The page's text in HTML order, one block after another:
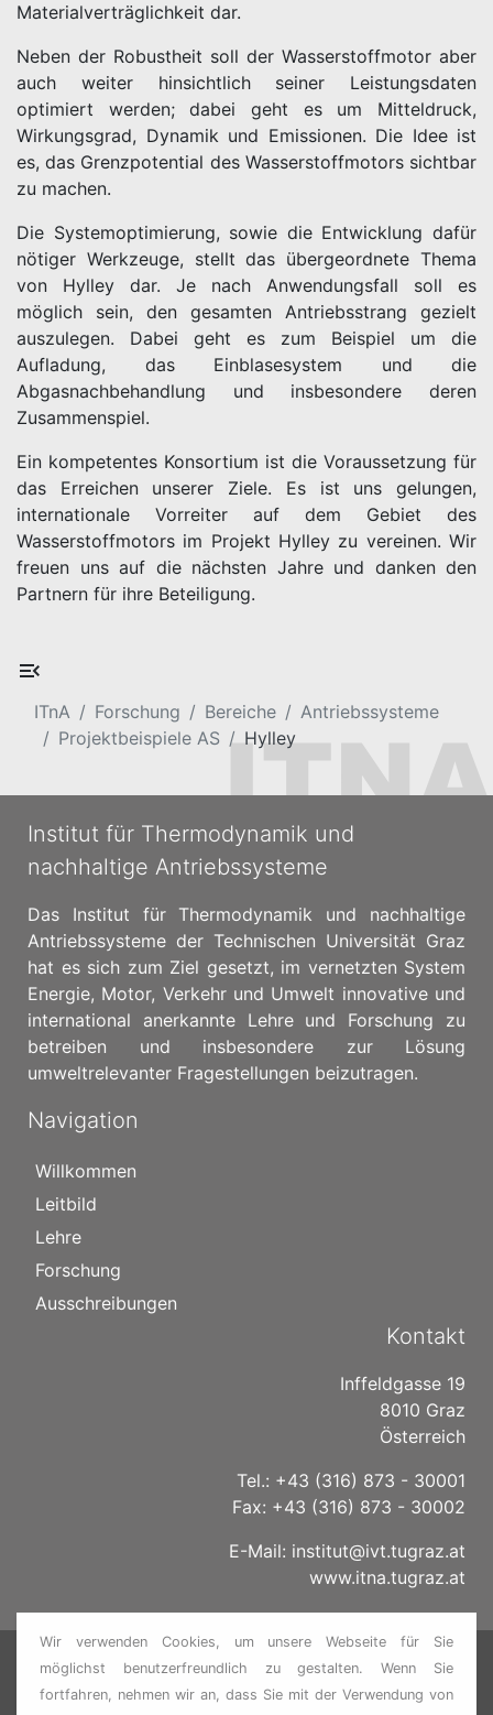
Materialverträglichkeit dar.
Neben der Robustheit soll der Wasserstoffmotor aber
auch weiter hinsichtlich seiner Leistungsdaten
optimiert werden; dabei geht es um Mitteldruck,
Wirkungsgrad, Dynamik und Emissionen. Die Idee ist
es, das Grenzpotential des Wasserstoffmotors sichtbar
zu machen.
Die Systemoptimierung, sowie die Entwicklung dafür
nötiger Werkzeuge, stellt das übergeordnete Thema
von Hylley dar. Je nach Anwendungsfall soll es
möglich sein, den gesamten Antriebsstrang gezielt
auszulegen. Dabei geht es zum Beispiel um die
Aufladung, das Einblasesystem und die
Abgasnachbehandlung und insbesondere deren
Zusammenspiel.
Ein kompetentes Konsortium ist die Voraussetzung für
das Erreichen unserer Ziele. Es ist uns gelungen,
internationale Vorreiter auf dem Gebiet des
Wasserstoffmotors im Projekt Hylley zu vereinen. Wir
freuen uns auf die nächsten Jahre und danken den
Partnern für ihre Beteiligung.
ITnA Forschung Bereiche
Antriebssysteme
Projektbeispiele AS
Hylley
Institut für Thermodynamik und
nachhaltige Antriebssysteme
Das Institut für Thermodynamik und nachhaltige
Antriebssysteme der Technischen Universität Graz
hat es sich zum Ziel gesetzt, im vernetzten System
Energie, Motor, Verkehr und Umwelt innovative und
international anerkannte Lehre und Forschung zu
betreiben und insbesondere zur Lösung
umweltrelevanter Fragestellungen beizutragen.
Navigation
Willkommen
Leitbild
Lehre
Forschung
Ausschreibungen
Kontakt
Inffeldgasse 19
8010 Graz
Österreich
Tel.: +43 (316) 873 - 30001
Fax: +43 (316) 873 - 30002
E-Mail: institut@ivt.tugraz.at
www.itna.tugraz.at
Kontakt
TU GRAZ
Wir verwenden Cookies, um unsere Webseite für Sie
möglichst benutzerfreundlich zu gestalten. Wenn Sie
fortfahren, nehmen wir an, dass Sie mit der Verwendung von